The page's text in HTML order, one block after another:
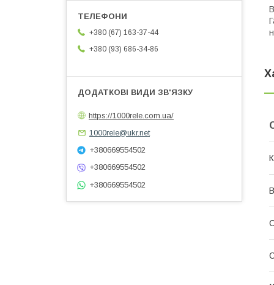
+380 (67) 163-37-44
+380 (93) 686-34-86
https://1000rele.com.ua/
1000rele@ukr.net
+380669554502
+380669554502
+380669554502